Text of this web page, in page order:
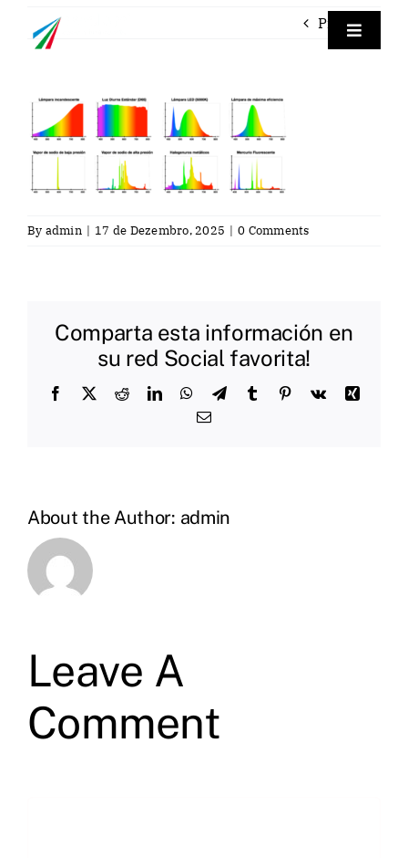
Toggle
Previous
By admin | 17 de Dezembro, 2025 | 0 Comments
Comparta esta información en
su red Social favorita!
Facebook
X RedditLinkedInWhatsApp
TelegramTumblr Pinterest
Vk
Xing
Email
About the Author: admin
Leave A
Comment